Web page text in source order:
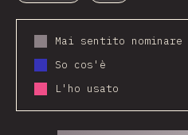
Mai sentito nominare
So cos'è
L'ho usato